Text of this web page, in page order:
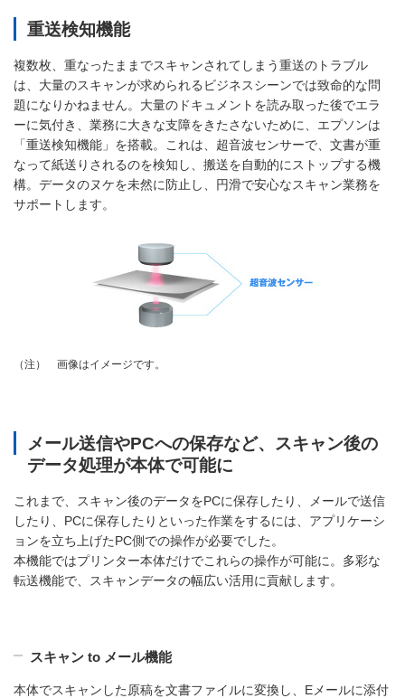
重送検知機能
複数枚、重なったままでスキャンされてしまう重送のトラブル
は、大量のスキャンが求められるビジネスシーンでは致命的な問
題になりかねません。大量のドキュメントを読み取った後でエラ
ーに気付き、業務に大きな支障をきたさないために、エプソンは
「重送検知機能」を搭載。これは、超音波センサーで、文書が重
なって紙送りされるのを検知し、搬送を自動的にストップする機
構。データのヌケを未然に防止し、円滑で安心なスキャン業務を
サポートします。
（注） 画像はイメージです。
メール送信やPCへの保存など、スキャン後の
データ処理が本体で可能に
これまで、スキャン後のデータをPCに保存したり、メールで送信
したり、PCに保存したりといった作業をするには、アプリケーシ
ョンを立ち上げたPC側での操作が必要でした。
本機能ではプリンター本体だけでこれらの操作が可能に。多彩な
転送機能で、スキャンデータの幅広い活用に貢献します。
スキャン to メール機能
本体でスキャンした原稿を文書ファイルに変換し、Eメールに添付